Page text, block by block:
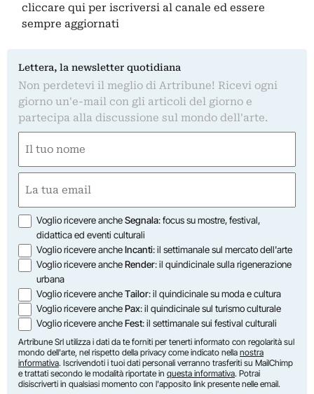
cliccare qui per iscriversi al canale ed essere
sempre aggiornati
Lettera, la newsletter quotidiana
Non perdetevi il meglio di Artribune! Ricevi ogni
giorno un'e-mail con gli articoli del giorno e
partecipa alla discussione sul mondo dell'arte.
(Required)
First
(Required)
Opzioni
Voglio ricevere ancheSegnala: focus su mostre, festival,
didattica ed eventi culturali
Voglio ricevere ancheIncanti: il settimanale sul mercato dell'arte
Voglio ricevere ancheRender: il quindicinale sulla rigenerazione
urbana
Voglio ricevere ancheTailor: il quindicinale su moda e cultura
Voglio ricevere anchePax: il quindicinale sul turismo culturale
Voglio ricevere ancheFest: il settimanale sui festival culturali
Artribune Srl utilizza i dati da te forniti per tenerti informato con regolarità sul
mondo dell'arte, nel rispetto della privacy come indicato nella nostra
informativa. Iscrivendoti i tuoi dati personali verranno trasferiti su MailChimp
e trattati secondo le modalità riportate in questa informativa. Potrai
disiscriverti in qualsiasi momento con l'apposito link presente nelle email.